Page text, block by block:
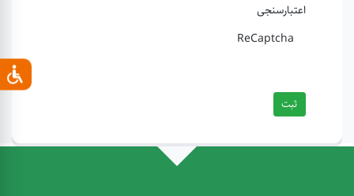
اعتبارسنجی
ReCaptcha
ثبت